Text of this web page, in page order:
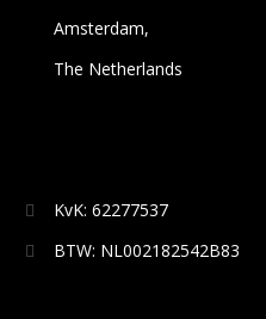
Amsterdam,
The Netherlands
KvK: 62277537
BTW: NL002182542B83